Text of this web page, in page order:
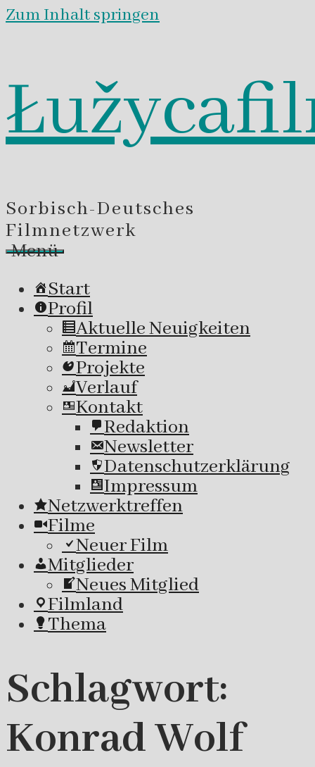
Zum Inhalt springen
Sorbisch-Deutsches
Filmnetzwerk
Menü
Start
Profil
Aktuelle Neuigkeiten
Termine
Projekte
Verlauf
Kontakt
Redaktion
Newsletter
Datenschutzerklärung
Impressum
Netzwerktreffen
Filme
Neuer Film
Mitglieder
Neues Mitglied
Filmland
Thema
Schlagwort:
Konrad Wolf